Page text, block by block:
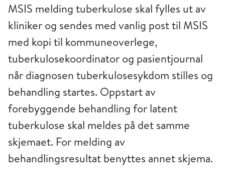
MSIS melding tuberkulose skal fylles ut av
kliniker og sendes med vanlig post til MSIS
med kopi til kommuneoverlege,
tuberkulosekoordinator og pasientjournal
når diagnosen tuberkulosesykdom stilles og
behandling startes. Oppstart av
forebyggende behandling for latent
tuberkulose skal meldes på det samme
skjemaet. For melding av
behandlingsresultat benyttes annet skjema.